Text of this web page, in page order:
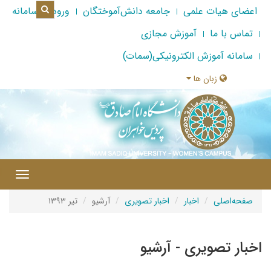
اعضای هیات علمی جامعه دانش‌آموختگان
ورود به سامانه
تماس با ما
آموزش مجازی
سامانه آموزش الکترونیکی(سمات)
زبان ها
صفحه‌اصلی اخبار اخبار تصویری آرشیو تیر ۱۳۹۳
اخبار تصویری - آرشیو